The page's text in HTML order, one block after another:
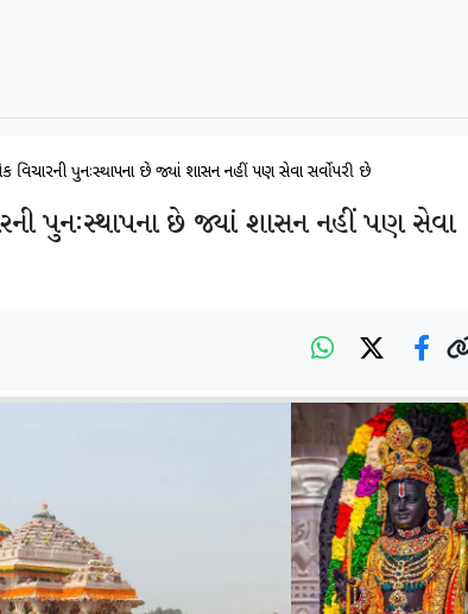
વિચારની પુનઃસ્થાપના છે જ્યાં શાસન નહીં પણ સેવા સર્વોપરી છે
પુનઃસ્થાપના છે જ્યાં શાસન નહીં પણ સેવા